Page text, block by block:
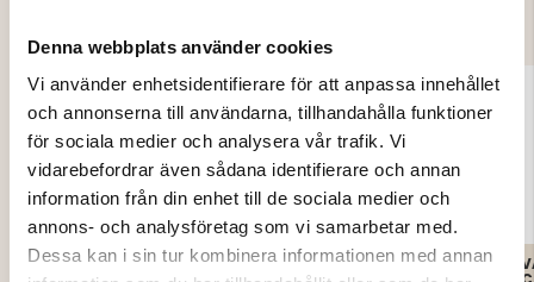
Denna webbplats använder cookies
Vi använder enhetsidentifierare för att anpassa innehållet
och annonserna till användarna, tillhandahålla funktioner
för sociala medier och analysera vår trafik. Vi
vidarebefordrar även sådana identifierare och annan
information från din enhet till de sociala medier och
annons- och analysföretag som vi samarbetar med.
Dessa kan i sin tur kombinera informationen med annan
STOR VAPITI SLAKTSET 5-